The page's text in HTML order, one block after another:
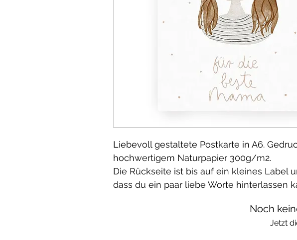
Liebevoll gestaltete Postkarte in A6.
hochwertigem Naturpapier 300g/m2.
Die Rückseite ist bis auf ein kleines Label
dass du ein paar liebe Worte hinterlassen
Noch
Jetzt